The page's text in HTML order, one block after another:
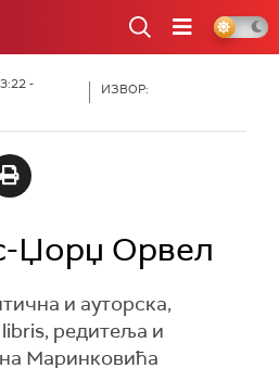
-
ИЗВОР:
Џорџ Орвел
и ауторска,
редитеља и
Маринковића